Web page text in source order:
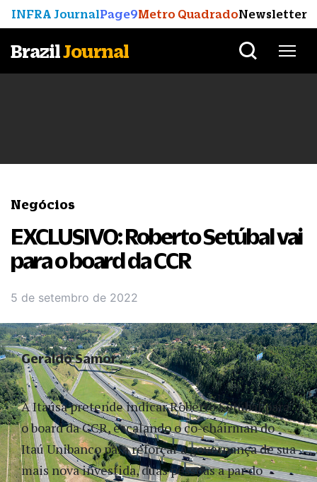
INFRA JournalPage9Metro QuadradoNewsletter
BrazilJournal
Negócios
EXCLUSIVO: Roberto Setúbal vai
para o board da CCR
5 de setembro de 2022
A Itaúsa pretende indicarRoberto Setúbalpara
o board da CCR, escalando o co-chairman do
Itaú Unibanco para reforçar a governança de sua
mais nova investida, duas pessoas a par do
Geraldo Samor